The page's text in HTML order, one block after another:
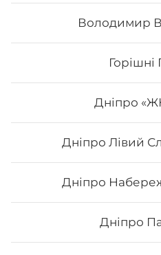
Володимир
Горішні
Дніпро
Дніпро Лівий
Дніпро
Дніпро
Нігірі з лососем